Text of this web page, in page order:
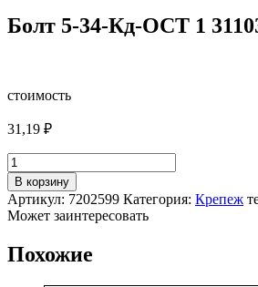
Болт 5-34-Кд-ОСТ 1
стоимость
31,19 ₽
Количество
товара
Болт
5-
34-
ОСТ
В корзину
Артикул: 7202599 Категория: Крепеж
Может заинтересовать
Похожие